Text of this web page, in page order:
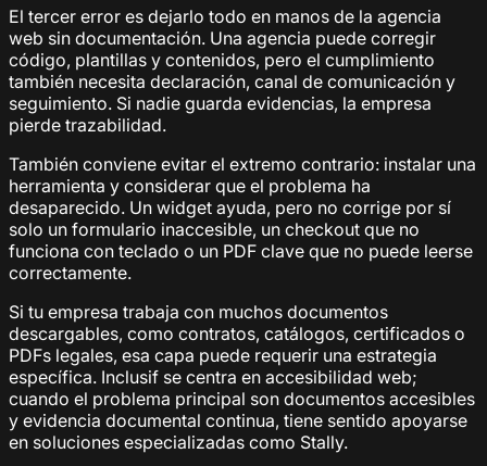
El tercer error es dejarlo todo en manos de la agencia
web sin documentación. Una agencia puede corregir
código, plantillas y contenidos, pero el cumplimiento
también necesita declaración, canal de comunicación y
seguimiento. Si nadie guarda evidencias, la empresa
pierde trazabilidad.
También conviene evitar el extremo contrario: instalar una
herramienta y considerar que el problema ha
desaparecido. Un widget ayuda, pero no corrige por sí
solo un formulario inaccesible, un checkout que no
funciona con teclado o un PDF clave que no puede leerse
correctamente.
Si tu empresa trabaja con muchos documentos
descargables, como contratos, catálogos, certificados o
PDFs legales, esa capa puede requerir una estrategia
específica. Inclusif se centra en accesibilidad web;
cuando el problema principal son documentos accesibles
y evidencia documental continua, tiene sentido apoyarse
en soluciones especializadas como Stally.